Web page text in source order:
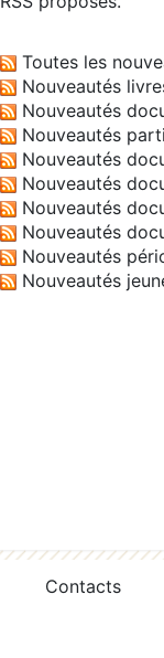
Toutes les
Nouveautés
Nouveautés
Nouveautés
Nouveautés
Nouveautés
Nouveautés
Nouveautés
Nouveautés
Nouveautés
Contacts